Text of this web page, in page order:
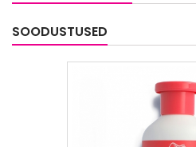
SOODUSTUSED